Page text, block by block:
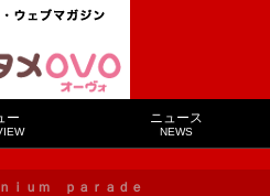
ー ニュース
NEWS
ｉｕｍ ｐａｒａｄｅ